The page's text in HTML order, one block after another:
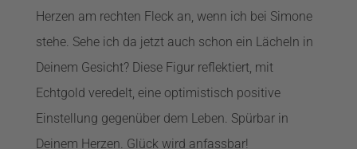
Herzen am rechten Fleck an, wenn ich bei Simone
stehe. Sehe ich da jetzt auch schon ein Lächeln in
Deinem Gesicht? Diese Figur reflektiert, mit
Echtgold veredelt, eine optimistisch positive
Einstellung gegenüber dem Leben. Spürbar in
Deinem Herzen. Glück wird anfassbar!